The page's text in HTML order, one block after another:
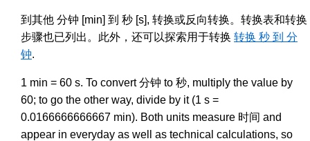
到其他 分钟 [min] 到 秒 [s], 转换或反向转换。转换表和转换
步骤也已列出。此外，还可以探索用于转换 转换 秒 到 分
钟.
1 min = 60 s. To convert 分钟 to 秒, multiply the value by
60; to go the other way, divide by it (1 s =
0.0166666666667 min). Both units measure 时间 and
appear in everyday as well as technical calculations, so